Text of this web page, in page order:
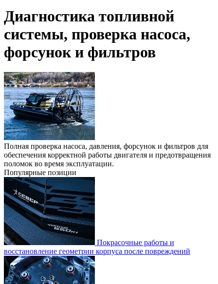
Диагностика топливной
системы, проверка насоса,
форсунок и фильтров
Полная проверка насоса, давления, форсунок и фильтров для
обеспечения корректной работы двигателя и предотвращения
поломок во время эксплуатации.
Популярные позиции
Покрасочные работы и
восстановление геометрии корпуса после повреждений